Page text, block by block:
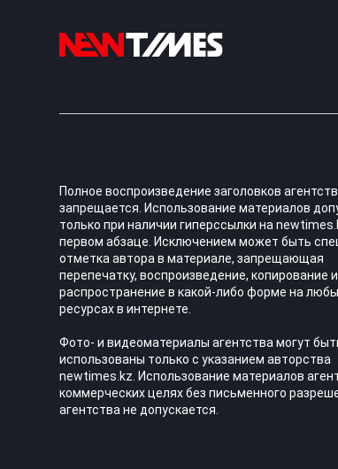
Полное воспроизведение заголовков
запрещается. Использование материалов
только при наличии гиперссылки на
первом абзаце. Исключением может быть
отметка автора в материале, запрещающая
перепечатку, воспроизведение, копирование и
распространение в какой-либо форме на
ресурсах в интернете.
Фото- и видеоматериалы агентства могут
использованы только с указанием авторства
newtimes.kz. Использование материалов
коммерческих целях без письменного
агентства не допускается.